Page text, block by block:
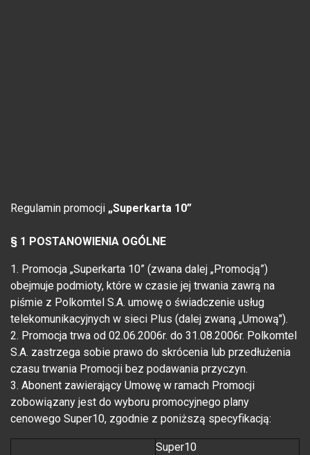
Regulamin promocji „Superkarta 10”
§ 1 POSTANOWIENIA OGÓLNE
1. Promocja „Superkarta 10” (zwana dalej „Promocją”)
obejmuje podmioty, które w czasie jej trwania zawrą na
piśmie z Polkomtel S.A. umowę o świadczenie usług
telekomunikacyjnych w sieci Plus (dalej zwaną „Umową").
2. Promocja trwa od 02.06.2006r. do 31.08.2006r. Polkomtel
S.A. zastrzega sobie prawo do skrócenia lub przedłużenia
czasu trwania Promocji bez podawania przyczyn.
3. Abonent zawierający Umowę w ramach Promocji
zobowiązany jest do wyboru promocyjnego plany
cenowego Super10, zgodnie z poniższą specyfikacją:
Super10